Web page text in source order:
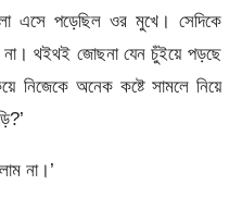
এসে পড়েছিল ওর মুখে। সেদিকে
না। থইথই জোছনা যেন চুঁইয়ে পড়ছে
নিজেকে অনেক কষ্টে সামলে নিয়ে
না।’